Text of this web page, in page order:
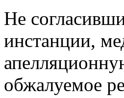
Не
инстанции,
обжалуемое